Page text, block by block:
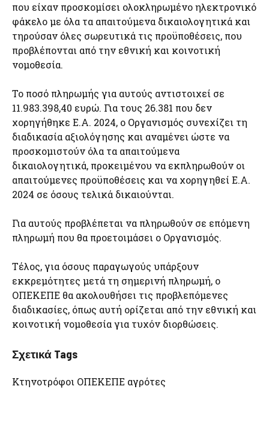
που είχαν προσκομίσει ολοκληρωμένο ηλεκτρονικό
φάκελο με όλα τα απαιτούμενα δικαιολογητικά και
τηρούσαν όλες σωρευτικά τις προϋποθέσεις, που
προβλέπονται από την εθνική και κοινοτική
νομοθεσία.
Το ποσό πληρωμής για αυτούς αντιστοιχεί σε
11.983.398,40 ευρώ. Για τους 26.381 που δεν
χορηγήθηκε Ε.Α. 2024, ο Οργανισμός συνεχίζει τη
διαδικασία αξιολόγησης και αναμένει ώστε να
προσκομιστούν όλα τα απαιτούμενα
δικαιολογητικά, προκειμένου να εκπληρωθούν οι
απαιτούμενες προϋποθέσεις και να χορηγηθεί Ε.Α.
2024 σε όσους τελικά δικαιούνται.
Για αυτούς προβλέπεται να πληρωθούν σε επόμενη
πληρωμή που θα προετοιμάσει ο Οργανισμός.
Τέλος, για όσους παραγωγούς υπάρξουν
εκκρεμότητες μετά τη σημερινή πληρωμή, ο
ΟΠΕΚΕΠΕ θα ακολουθήσει τις προβλεπόμενες
διαδικασίες, όπως αυτή ορίζεται από την εθνική και
κοινοτική νομοθεσία για τυχόν διορθώσεις.
Σχετικά Tags
Κτηνοτρόφοι ΟΠΕΚΕΠΕ αγρότες